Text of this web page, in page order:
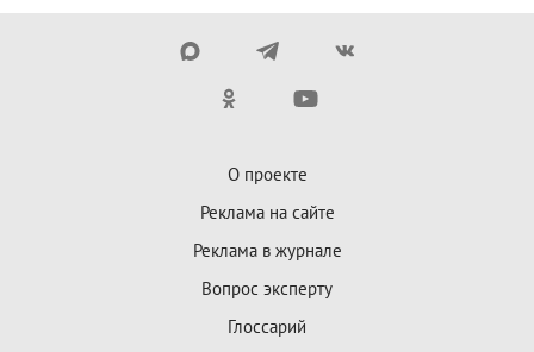
О проекте
Реклама на сайте
Реклама в журнале
Вопрос эксперту
Глоссарий